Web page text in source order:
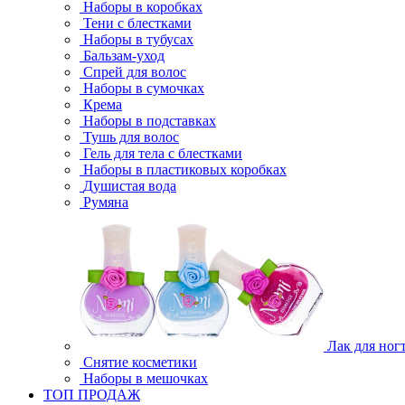
Наборы в коробках
Тени с блестками
Наборы в тубусах
Бальзам-уход
Спрей для волос
Наборы в сумочках
Крема
Наборы в подставках
Тушь для волос
Гель для тела с блестками
Наборы в пластиковых коробках
Душистая вода
Румяна
Лак для
Снятие косметики
Наборы в мешочках
ТОП ПРОДАЖ